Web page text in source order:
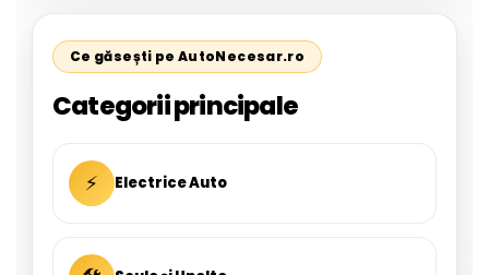
Ce găsești pe AutoNecesar.ro
Categorii principale
⚡ Electrice Auto